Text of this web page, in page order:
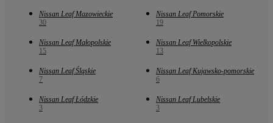
Nissan Leaf Mazowieckie
30
Nissan Leaf Pomorskie
19
Nissan Leaf Małopolskie
15
Nissan Leaf Wielkopolskie
13
Nissan Leaf Śląskie
7
Nissan Leaf Kujawsko-pomorskie
6
Nissan Leaf Łódzkie
3
Nissan Leaf Lubelskie
3